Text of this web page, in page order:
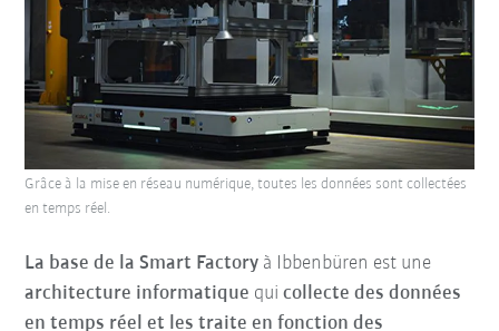
La base de la Smart Factory à Ibbenbüren est une
architecture informatique quicollecte des données
en temps réel et les traite en fonction des
Grâce à la mise en réseau numérique, toutes les données sont collectées
en temps réel.